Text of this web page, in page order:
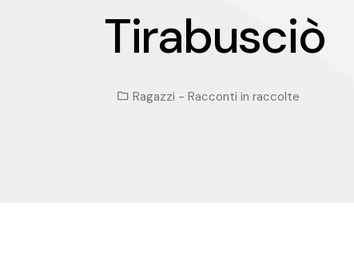
Tirabusciò
Tirabusciò
Ragazzi - Racconti in raccolte